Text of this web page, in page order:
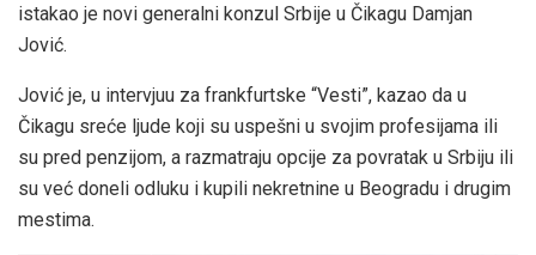
istakao je novi generalni konzul Srbije u Čikagu Damjan
Jović.
Jović je, u intervjuu za frankfurtske “Vesti”, kazao da u
Čikagu sreće ljude koji su uspešni u svojim profesijama ili
su pred penzijom, a razmatraju opcije za povratak u Srbiju ili
su već doneli odluku i kupili nekretnine u Beogradu i drugim
mestima.